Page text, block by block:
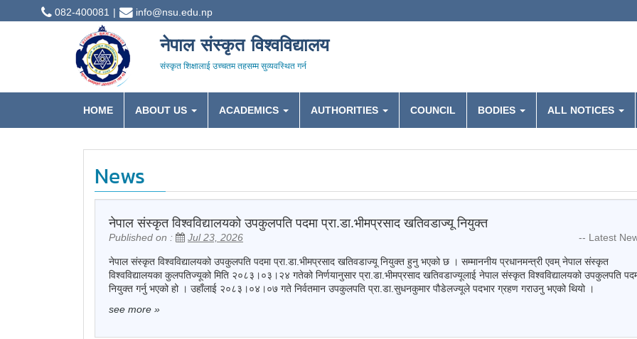
082-400081 info@nsu.edu.np
नेपाल संस्कृत विश्वविद्यालय
संस्कृत शिक्षालाई उच्चतम तहसम्म सुव्यवस्थित गर्न
HOME ABOUT US ACADEMICS AUTHORITIES COUNCIL BODIES ALL NOTICES
News
नेपाल संस्कृत विश्वविद्यालयको उपकुलपति पदमा प्रा.डा.भीमप्रसाद खतिवडाज्यू नियुक्त
Published on : Jul 23, 2026 -- Latest
नेपाल संस्कृत विश्वविद्यालयको उपकुलपति पदमा प्रा.डा.भीमप्रसाद खतिवडाज्यू नियुक्त हुनु भएको छ । सम्माननीय प्रधानमन्त्री एवम् नेपाल संस्कृत
विश्वविद्यालयका कुलपतिज्यूको मिति २०८३।०३।२४ गतेको निर्णयानुसार प्रा.डा.भीमप्रसाद खतिवडाज्यूलाई नेपाल संस्कृत विश्वविद्यालयको उपकुलपति
नियुक्त गर्नु भएको हो । उहाँलाई २०८३।०४।०७ गते निर्वतमान उपकुलपति प्रा.डा.सुधनकुमार पौडेलज्यूले पदभार ग्रहण गराउनु भएको थियो ।
see more »